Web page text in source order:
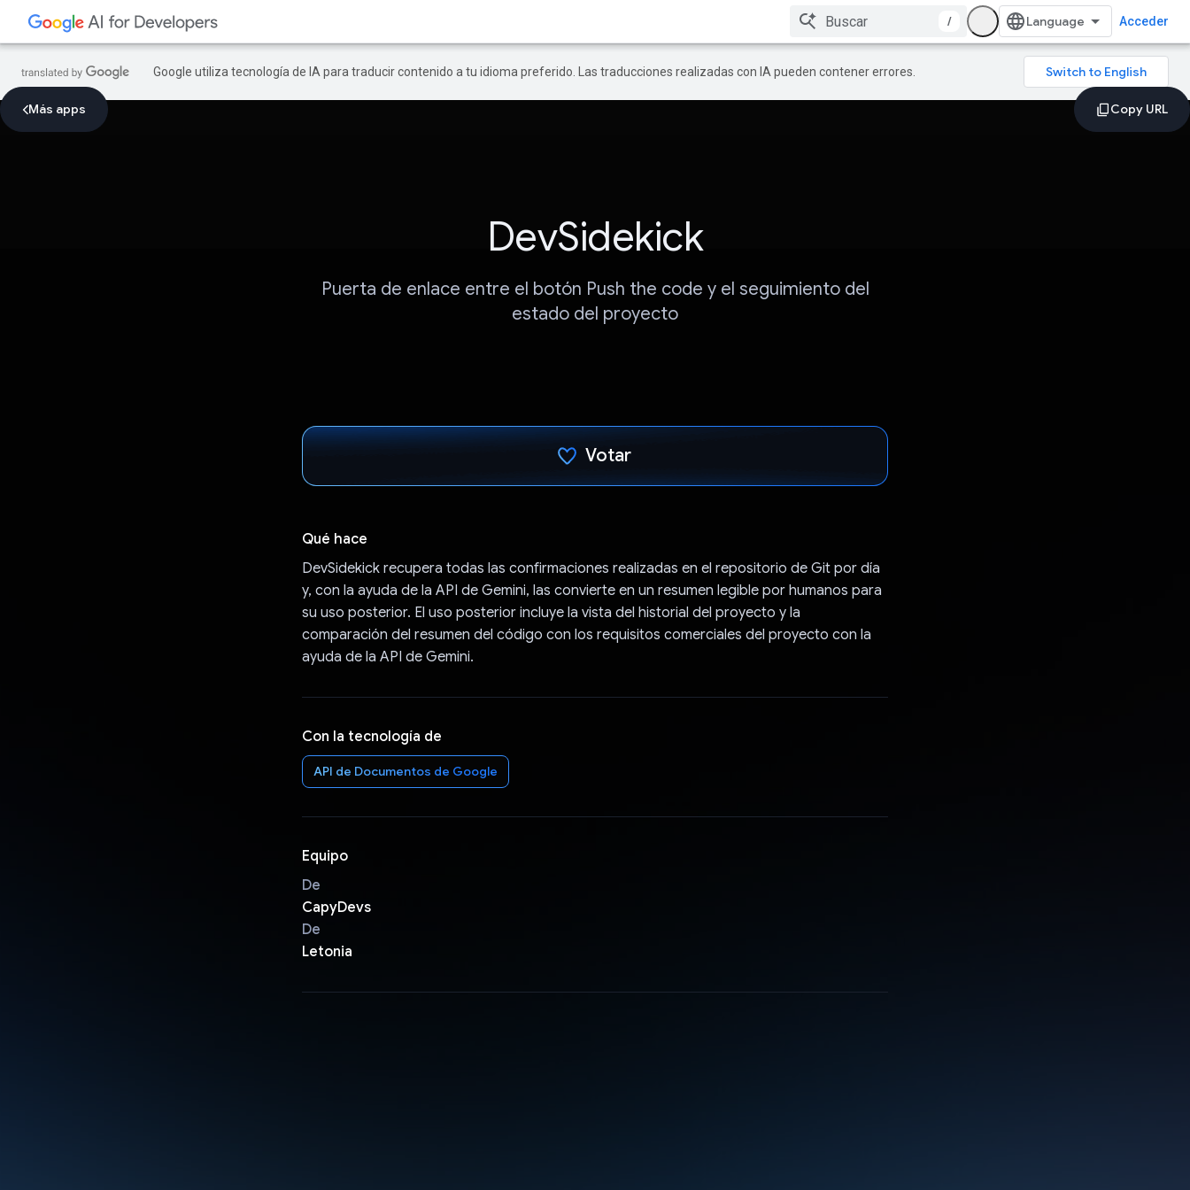
/ Acceder
Google utiliza tecnología de IA para traducir contenido a tu idioma preferido. Las traducciones realizadas con IA pueden contener errores.
Más apps
DevSidekick
Puerta de enlace entre el botón Push the code y el seguimiento del
estado del proyecto
Votar
Qué hace
DevSidekick recupera todas las confirmaciones realizadas en el repositorio de Git por día
y, con la ayuda de la API de Gemini, las convierte en un resumen legible por humanos para
su uso posterior. El uso posterior incluye la vista del historial del proyecto y la
comparación del resumen del código con los requisitos comerciales del proyecto con la
ayuda de la API de Gemini.
Con la tecnología de
API de Documentos de Google
Equipo
De
CapyDevs
De
Letonia